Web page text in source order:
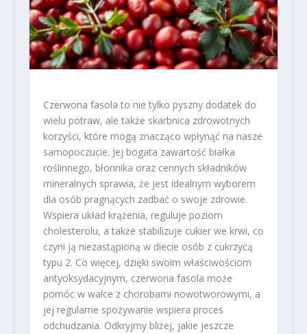
Czerwona fasola to nie tylko pyszny dodatek do
wielu potraw, ale także skarbnica zdrowotnych
korzyści, które mogą znacząco wpłynąć na nasze
samopoczucie. Jej bogata zawartość białka
roślinnego, błonnika oraz cennych składników
mineralnych sprawia, że jest idealnym wyborem
dla osób pragnących zadbać o swoje zdrowie.
Wspiera układ krążenia, reguluje poziom
cholesterolu, a także stabilizuje cukier we krwi, co
czyni ją niezastąpioną w diecie osób z cukrzycą
typu 2. Co więcej, dzięki swoim właściwościom
antyoksydacyjnym, czerwona fasola może
pomóc w walce z chorobami nowotworowymi, a
jej regularne spożywanie wspiera proces
odchudzania. Odkryjmy bliżej, jakie jeszcze